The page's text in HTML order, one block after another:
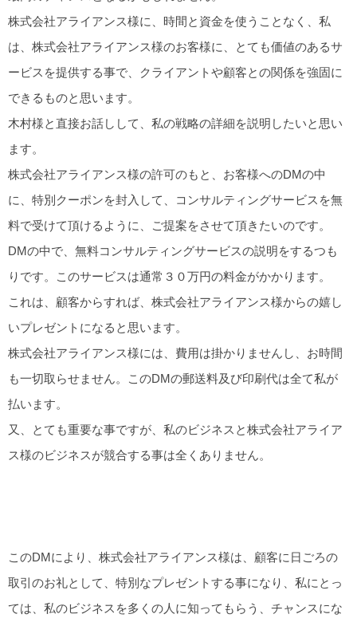
株式会社アライアンス様に、時間と資金を使うことなく、私
は、株式会社アライアンス様のお客様に、とても価値のあるサ
ービスを提供する事で、クライアントや顧客との関係を強固に
できるものと思います。
木村様と直接お話しして、私の戦略の詳細を説明したいと思い
ます。
株式会社アライアンス様の許可のもと、お客様へのDMの中
に、特別クーポンを封入して、コンサルティングサービスを無
料で受けて頂けるように、ご提案をさせて頂きたいのです。
DMの中で、無料コンサルティングサービスの説明をするつも
りです。このサービスは通常３０万円の料金がかかります。
これは、顧客からすれば、株式会社アライアンス様からの嬉し
いプレゼントになると思います。
株式会社アライアンス様には、費用は掛かりませんし、お時間
も一切取らせません。このDMの郵送料及び印刷代は全て私が
払います。
又、とても重要な事ですが、私のビジネスと株式会社アライア
ス様のビジネスが競合する事は全くありません。
このDMにより、株式会社アライアンス様は、顧客に日ごろの
取引のお礼として、特別なプレゼントする事になり、私にとっ
ては、私のビジネスを多くの人に知ってもらう、チャンスにな